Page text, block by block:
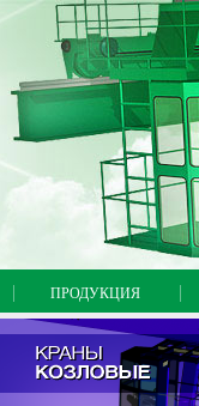
ПРОДУКЦИЯ